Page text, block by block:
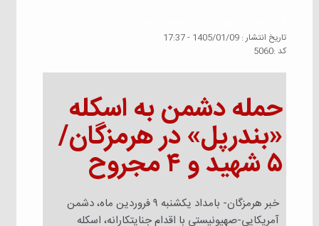
تاريخ انتشار : 1405/01/09 - 17:37
كد :5060
حمله دشمن به اسکله
«بندرپل» در هرمزگان/
۵ شهید و ۴ مجروح
خبر هرمزگان- بامداد یکشنبه ۹ فروردین ماه، دشمن
آمریکایی-صهیونیستی با اقدام جنایتکارانه، اسکله